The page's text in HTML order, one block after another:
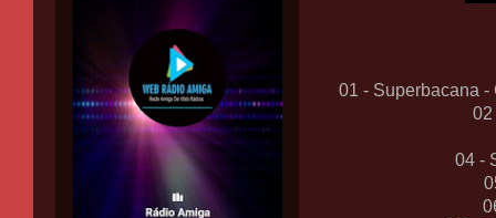
01 - Superbacana -
04 -